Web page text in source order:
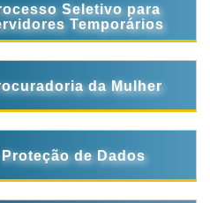
Seletivo para
Temporários
da Mulher
Proteção de Dados